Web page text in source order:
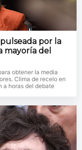
por la
mayoría del
obtener la media
Clima de recelo en
a horas del debate